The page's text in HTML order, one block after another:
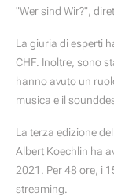
"Wer sind Wir?",
La giuria di esperti
CHF. Inoltre, sono
hanno avuto un
musica e il
La terza edizione
Albert Koechlin ha
2021. Per 48 ore, i
streaming.